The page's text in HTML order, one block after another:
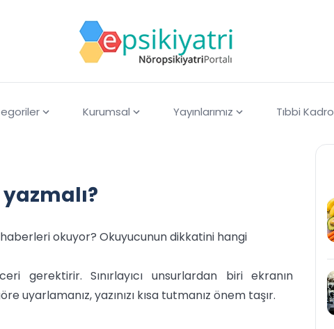
Kurumsal Yayınlarımız Tıbbi Kadro
okuyor? Okuyucunun dikkatini hangi
Sınırlayıcı unsurlardan biri ekranın
uyarlamanız, yazınızı kısa tutmanız önem taşır.